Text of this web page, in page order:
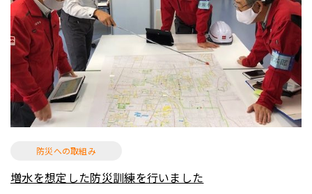
防災への取組み
増水を想定した防災訓練を行いました